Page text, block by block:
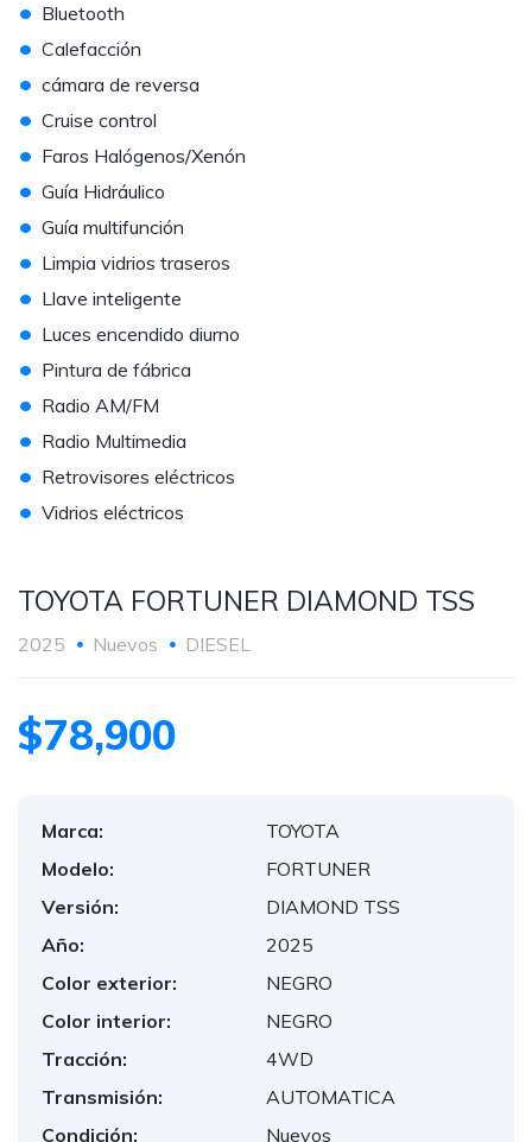
• Bluetooth
• Calefacción
• cámara de reversa
• Cruise control
• Faros Halógenos/Xenón
• Guía Hidráulico
• Guía multifunción
• Limpia vidrios traseros
• Llave inteligente
• Luces encendido diurno
• Pintura de fábrica
• Radio AM/FM
• Radio Multimedia
• Retrovisores eléctricos
• Vidrios eléctricos
TOYOTA FORTUNER DIAMOND TSS
2025 Nuevos DIESEL
$78,900
Marca:
TOYOTA
Modelo:
FORTUNER
Versión:
DIAMOND TSS
Año:
2025
Color exterior:
NEGRO
Color interior:
NEGRO
Tracción:
4WD
Transmisión:
AUTOMATICA
Condición:
Nuevos